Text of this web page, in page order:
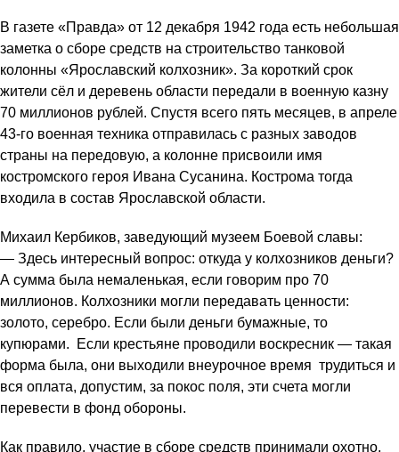
В газете «Правда» от 12 декабря 1942 года есть небольшая
заметка о сборе средств на строительство танковой
колонны «Ярославский колхозник». За короткий срок
жители сёл и деревень области передали в военную казну
70 миллионов рублей. Спустя всего пять месяцев, в апреле
43-го военная техника отправилась с разных заводов
страны на передовую, а колонне присвоили имя
костромского героя Ивана Сусанина. Кострома тогда
входила в состав Ярославской области.
Михаил Кербиков, заведующий музеем Боевой славы:
— Здесь интересный вопрос: откуда у колхозников деньги?
А сумма была немаленькая, если говорим про 70
миллионов. Колхозники могли передавать ценности:
золото, серебро. Если были деньги бумажные, то
купюрами. Если крестьяне проводили воскресник — такая
форма была, они выходили внеурочное время трудиться и
вся оплата, допустим, за покос поля, эти счета могли
перевести в фонд обороны.
Как правило, участие в сборе средств принимали охотно,